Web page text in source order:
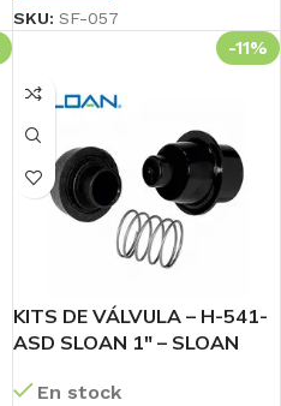
SKU: SF-057
-11%
KITS DE VÁLVULA – H-541-
ASD SLOAN 1″ – SLOAN
En stock